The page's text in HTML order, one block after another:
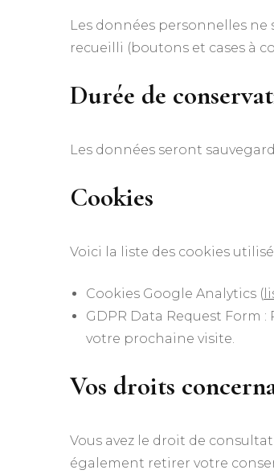
Les données personnelles
recueilli (boutons et cases à
Durée de
Les données seront
Cookies
Voici la liste des cookies
Cookies Google Analytics (
GDPR Data Request Form
votre prochaine visite.
Vos droits
Vous avez le droit de
également retirer votre